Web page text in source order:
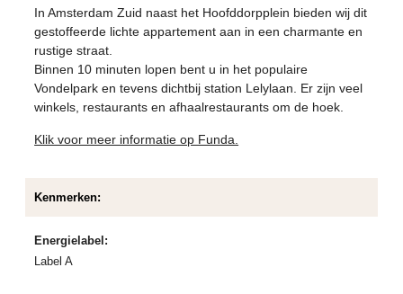
In Amsterdam Zuid naast het Hoofddorpplein bieden wij dit
gestoffeerde lichte appartement aan in een charmante en
rustige straat.
Binnen 10 minuten lopen bent u in het populaire
Vondelpark en tevens dichtbij station Lelylaan. Er zijn veel
winkels, restaurants en afhaalrestaurants om de hoek.
Klik voor meer informatie op Funda.
Kenmerken:
Energielabel:
Label A